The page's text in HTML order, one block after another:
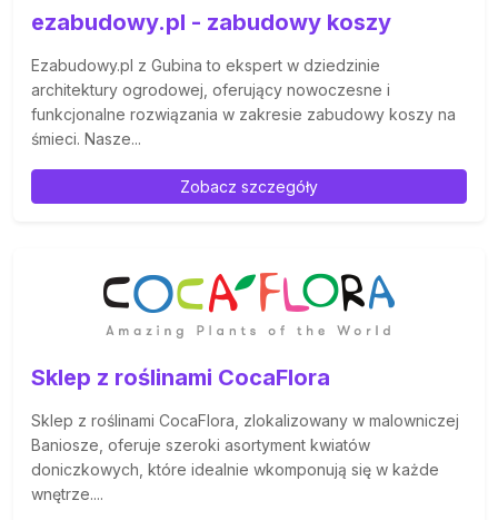
ezabudowy.pl - zabudowy koszy
Ezabudowy.pl z Gubina to ekspert w dziedzinie
architektury ogrodowej, oferujący nowoczesne i
funkcjonalne rozwiązania w zakresie zabudowy koszy na
śmieci. Nasze...
Zobacz szczegóły
Sklep z roślinami CocaFlora
Sklep z roślinami CocaFlora, zlokalizowany w malowniczej
Baniosze, oferuje szeroki asortyment kwiatów
doniczkowych, które idealnie wkomponują się w każde
wnętrze....